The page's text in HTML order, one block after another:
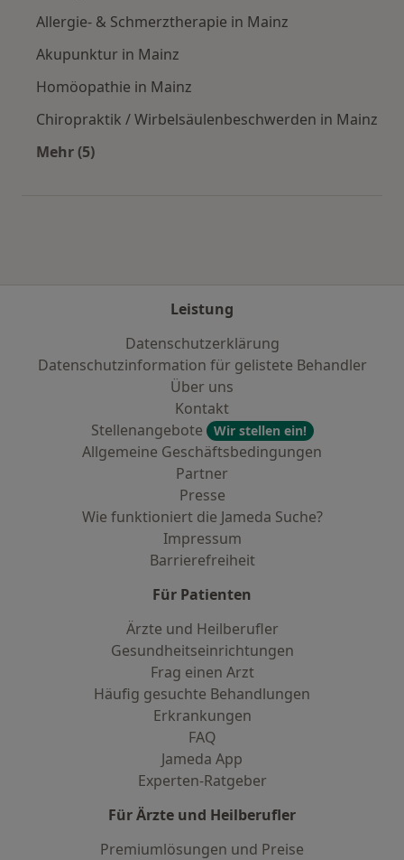
Allergie- & Schmerztherapie in Mainz
Akupunktur in Mainz
Homöopathie in Mainz
Chiropraktik / Wirbelsäulenbeschwerden in Mainz
Mehr (5)
Leistung
Datenschutzerklärung
Datenschutzinformation für gelistete Behandler
Über uns
Kontakt
Stellenangebote
Wir stellen ein!
Allgemeine Geschäftsbedingungen
Partner
Presse
Wie funktioniert die Jameda Suche?
Impressum
Barrierefreiheit
Für Patienten
Ärzte und Heilberufler
Gesundheitseinrichtungen
Frag einen Arzt
Häufig gesuchte Behandlungen
Erkrankungen
FAQ
Jameda App
Experten-Ratgeber
Für Ärzte und Heilberufler
Premiumlösungen und Preise